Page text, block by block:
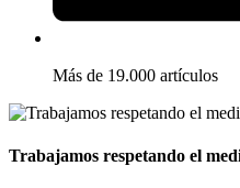
Más de 19.000 artículos
Trabajamos respetando el